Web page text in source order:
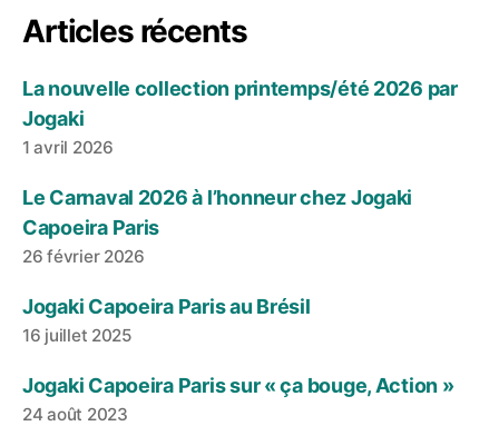
Articles récents
La nouvelle collection printemps/été 2026 par
Jogaki
1 avril 2026
Le Carnaval 2026 à l’honneur chez Jogaki
Capoeira Paris
26 février 2026
Jogaki Capoeira Paris au Brésil
16 juillet 2025
Jogaki Capoeira Paris sur « ça bouge, Action »
24 août 2023